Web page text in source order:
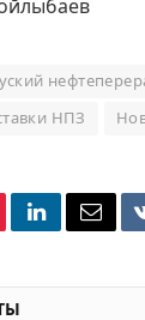
НПЗ
LinkedInEmail